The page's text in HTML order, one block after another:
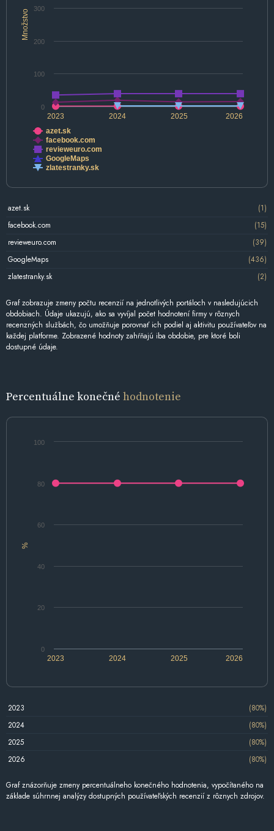
Množstvo
2024 2026
2023 2025
0
100
200
300
azet.sk
facebook.com
revieweuro.com
GoogleMaps
zlatestranky.sk
azet.sk
(1)
facebook.com
(15)
revieweuro.com
(39)
GoogleMaps
(436)
zlatestranky.sk
(2)
Graf zobrazuje zmeny počtu recenzií na jednotlivých portáloch v nasledujúcich
obdobiach. Údaje ukazujú, ako sa vyvíjal počet hodnotení firmy v rôznych
recenzných službách, čo umožňuje porovnať ich podiel aj aktivitu používateľov na
každej platforme. Zobrazené hodnoty zahŕňajú iba obdobie, pre ktoré boli
dostupné údaje.
Percentuálne konečné hodnotenie
%
2024 2026
2023 2025
0
20
40
60
80
100
2023
(80%)
2024
(80%)
2025
(80%)
2026
(80%)
Graf znázorňuje zmeny percentuálneho konečného hodnotenia, vypočítaného na
základe súhrnnej analýzy dostupných používateľských recenzií z rôznych zdrojov.